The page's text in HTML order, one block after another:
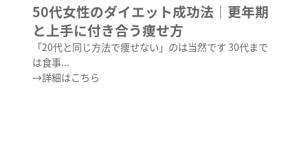
50代女性のダイエット成功法｜更年期
と上手に付き合う痩せ方
「20代と同じ方法で痩せない」のは当然です 30代まで
は食事...
→詳細はこちら